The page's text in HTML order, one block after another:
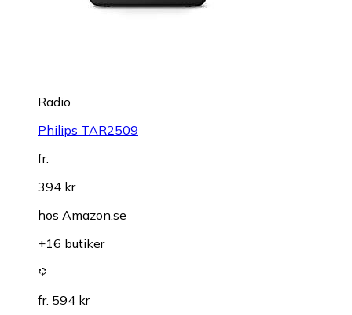
Radio
Philips TAR2509
fr.
394 kr
hos Amazon.se
+16 butiker
fr. 594 kr